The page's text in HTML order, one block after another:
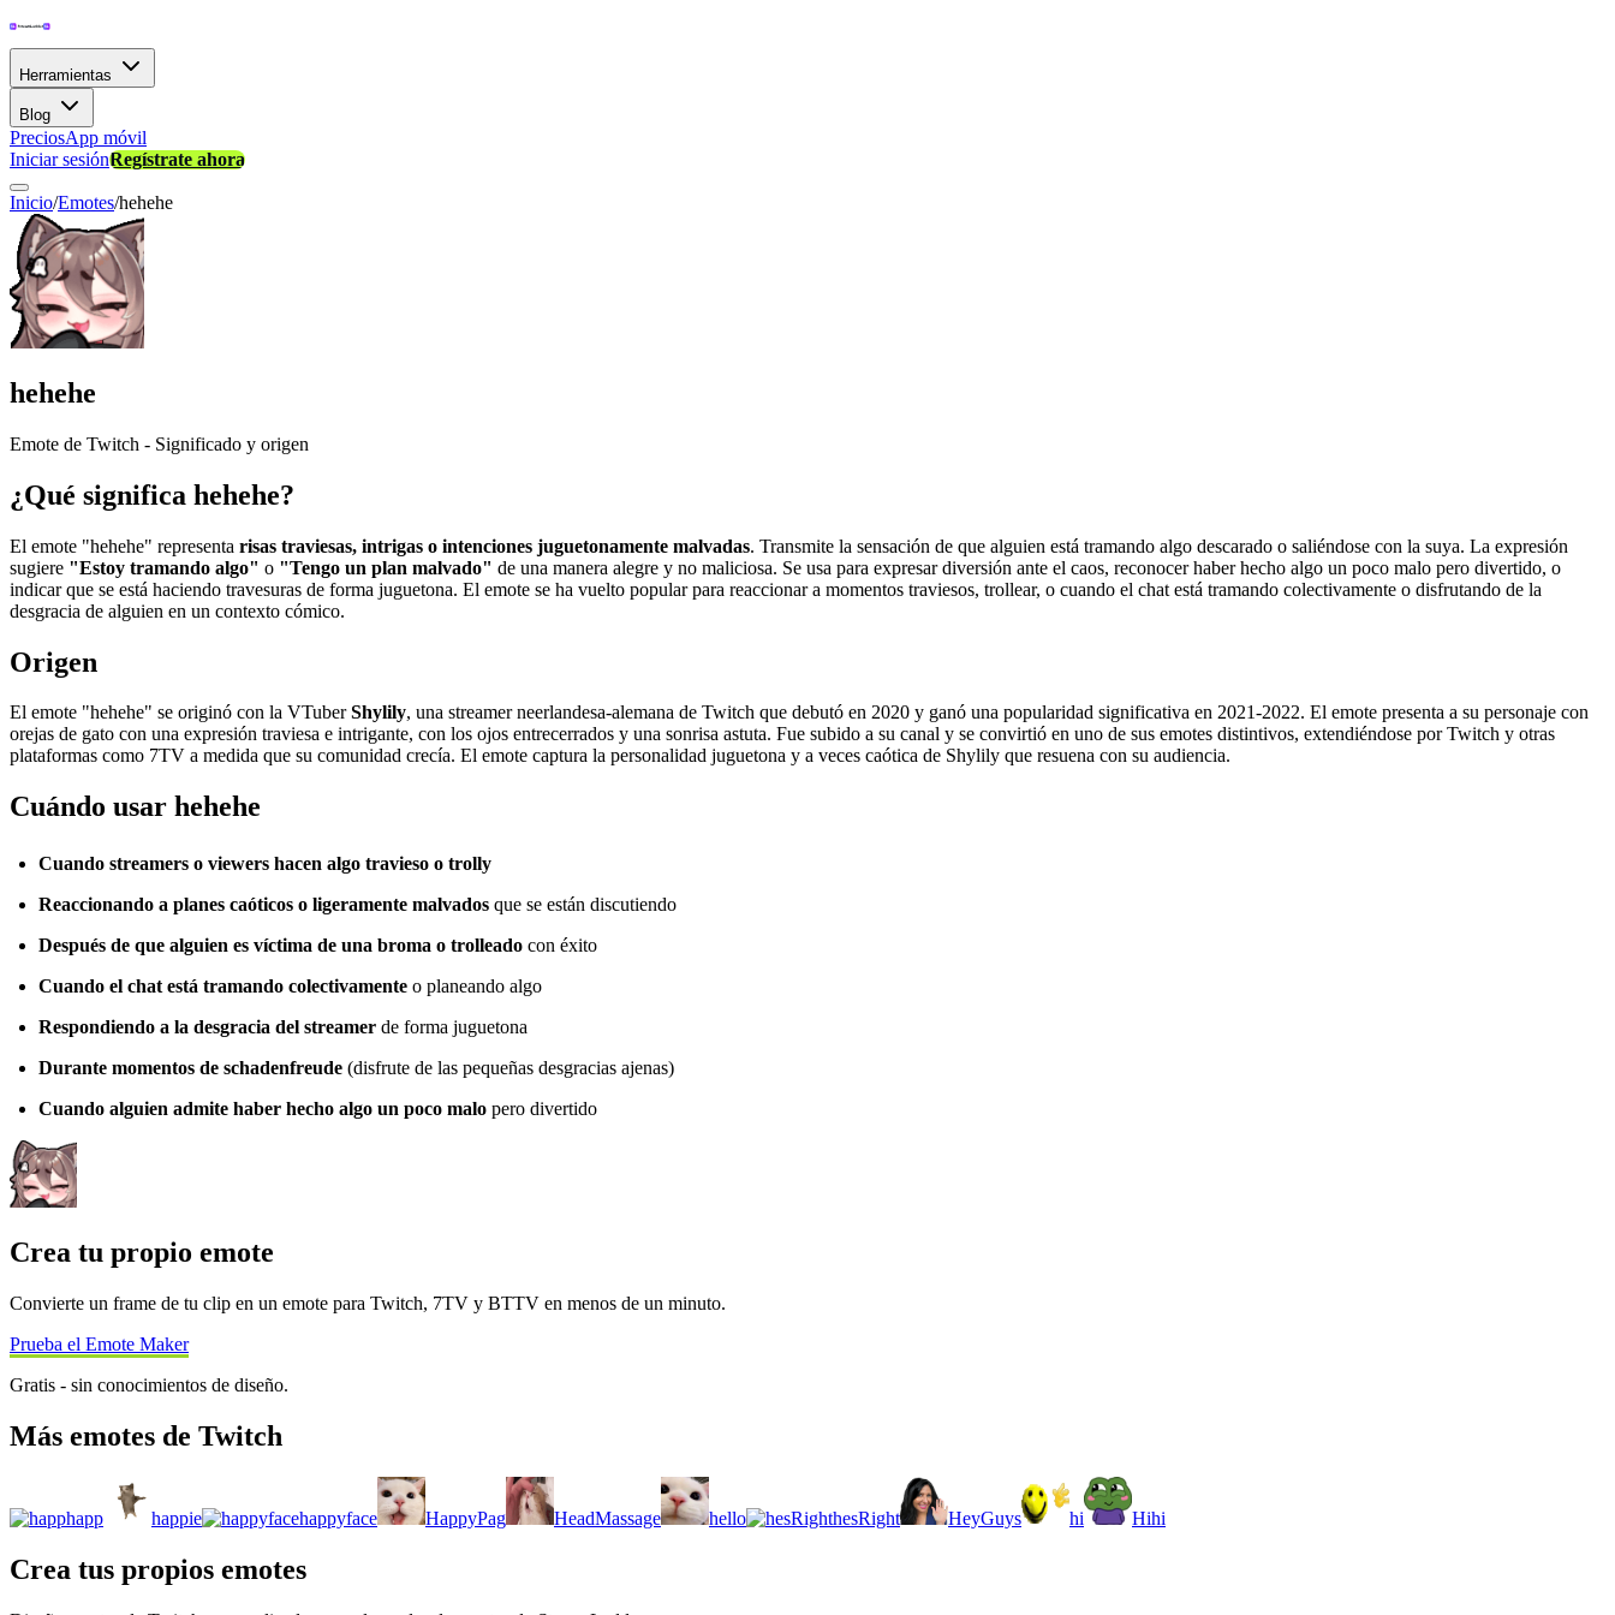
Herramientas
Blog
PreciosApp móvil
Iniciar sesiónRegístrate ahora
Inicio/Emotes/hehehe
hehehe
Emote de Twitch - Significado y origen
¿Qué significa hehehe?
El emote "hehehe" representa risas traviesas, intrigas o intenciones juguetonamente malvadas. Transmite la sensación de que alguien está tramando algo descarado o saliéndose con la suya. La expresión
sugiere "Estoy tramando algo" o "Tengo un plan malvado" de una manera alegre y no maliciosa. Se usa para expresar diversión ante el caos, reconocer haber hecho algo un poco malo pero divertido, o
indicar que se está haciendo travesuras de forma juguetona. El emote se ha vuelto popular para reaccionar a momentos traviesos, trollear, o cuando el chat está tramando colectivamente o disfrutando de la
desgracia de alguien en un contexto cómico.
Origen
El emote "hehehe" se originó con la VTuberShylily, una streamer neerlandesa-alemana de Twitch que debutó en 2020 y ganó una popularidad significativa en 2021-2022. El emote presenta a su personaje con
orejas de gato con una expresión traviesa e intrigante, con los ojos entrecerrados y una sonrisa astuta. Fue subido a su canal y se convirtió en uno de sus emotes distintivos, extendiéndose por Twitch y otras
plataformas como 7TV a medida que su comunidad crecía. El emote captura la personalidad juguetona y a veces caótica de Shylily que resuena con su audiencia.
Cuándo usar hehehe
Cuando streamers o viewers hacen algo travieso o trolly
Reaccionando a planes caóticos o ligeramente malvados que se están discutiendo
Después de que alguien es víctima de una broma o trolleado con éxito
Cuando el chat está tramando colectivamente o planeando algo
Respondiendo a la desgracia del streamer de forma juguetona
Durante momentos de schadenfreude (disfrute de las pequeñas desgracias ajenas)
Cuando alguien admite haber hecho algo un poco malo pero divertido
Crea tu propio emote
Convierte un frame de tu clip en un emote para Twitch, 7TV y BTTV en menos de un minuto.
Prueba el Emote Maker
Gratis - sin conocimientos de diseño.
Más emotes de Twitch
happ happie happyface HappyPag HeadMassage hello hesRight HeyGuys hi Hihi
Crea tus propios emotes